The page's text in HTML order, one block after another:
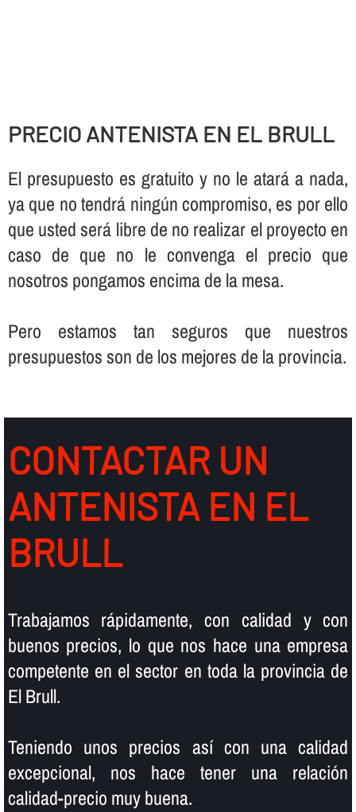
PRECIO ANTENISTA EN EL BRULL
El presupuesto es gratuito y no le atará a nada,
ya que no tendrá ningún compromiso, es por ello
que usted será libre de no realizar el proyecto en
caso de que no le convenga el precio que
nosotros pongamos encima de la mesa.
Pero estamos tan seguros que nuestros
presupuestos son de los mejores de la provincia.
CONTACTAR UN
ANTENISTA EN EL
BRULL
Trabajamos rápidamente, con calidad y con
buenos precios, lo que nos hace una empresa
competente en el sector en toda la provincia de
El Brull.
Teniendo unos precios así­ con una calidad
excepcional, nos hace tener una relación
calidad-precio muy buena.